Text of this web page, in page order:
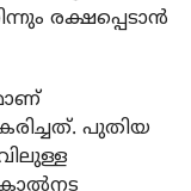
രക്ഷപ്പെടാന്‍
പുതിയ